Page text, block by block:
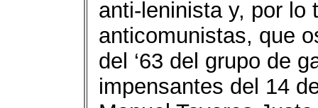
anti-leninista y, por lo
anticomunistas, que
del ‘63 del grupo de
impensantes del 14